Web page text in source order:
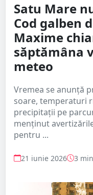
Satu Mare
Cod galben
Maxime
săptămâna
meteo
Vremea se anunță
soare, temperaturi
precipitații pe
menținut
pentru ...
21 iunie 2026 3